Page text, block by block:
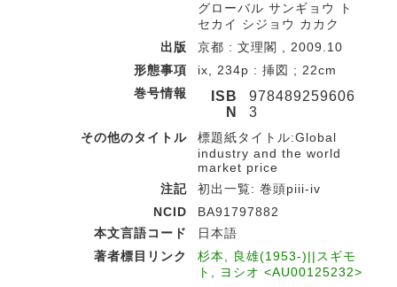
グローバル サンギョウ ト
セカイ シジョウ カカク
出版
京都 : 文理閣 , 2009.10
形態事項
ix, 234p : 挿図 ; 22cm
巻号情報
ISB
N
978489259606
3
その他のタイトル
標題紙タイトル:Global
industry and the world
market price
注記
初出一覧: 巻頭piii-iv
NCID
BA91797882
本文言語コード
日本語
著者標目リンク
杉本, 良雄(1953-)||スギモ
ト, ヨシオ <AU00125232>